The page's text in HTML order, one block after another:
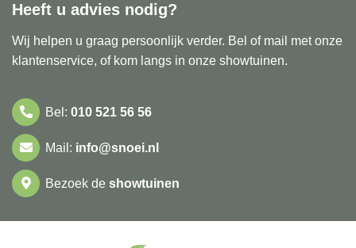
Heeft u advies nodig?
Wij helpen u graag persoonlijk verder. Bel of mail met onze
klantenservice, of kom langs in onze showtuinen.
Bel: 010 521 56 56
Mail: info@snoei.nl
Bezoek de showtuinen